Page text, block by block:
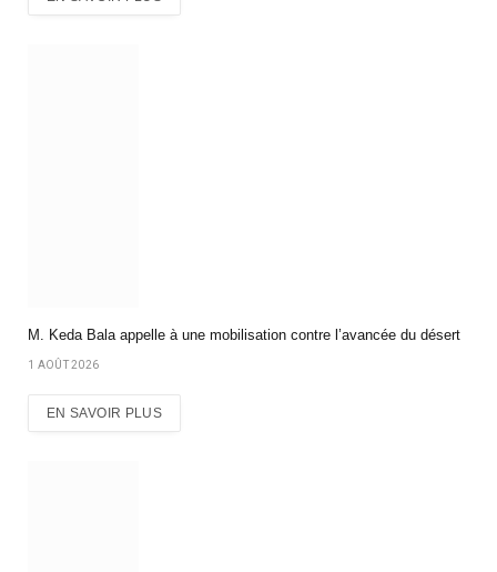
M. Keda Bala appelle à une mobilisation contre l’avancée du désert
1 AOÛT 2026
EN SAVOIR PLUS